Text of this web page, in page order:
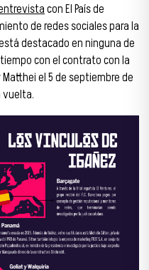
con El País de
de redes sociales para la
destacado en ninguna de
con el contrato con la
el 5 de septiembre de
vuelta.